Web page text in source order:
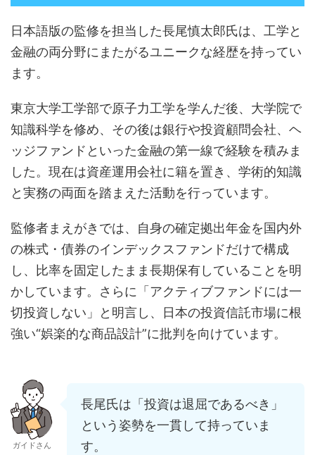
日本語版の監修を担当した長尾慎太郎氏は、工学と
金融の両分野にまたがるユニークな経歴を持ってい
ます。
東京大学工学部で原子力工学を学んだ後、大学院で
知識科学を修め、その後は銀行や投資顧問会社、ヘ
ッジファンドといった金融の第一線で経験を積みま
した。現在は資産運用会社に籍を置き、学術的知識
と実務の両面を踏まえた活動を行っています。
監修者まえがきでは、自身の確定拠出年金を国内外
の株式・債券のインデックスファンドだけで構成
し、比率を固定したまま長期保有していることを明
かしています。さらに「アクティブファンドには一
切投資しない」と明言し、日本の投資信託市場に根
強い“娯楽的な商品設計”に批判を向けています。
ガイドさん
長尾氏は「投資は退屈であるべき」
という姿勢を一貫して持っていま
す。